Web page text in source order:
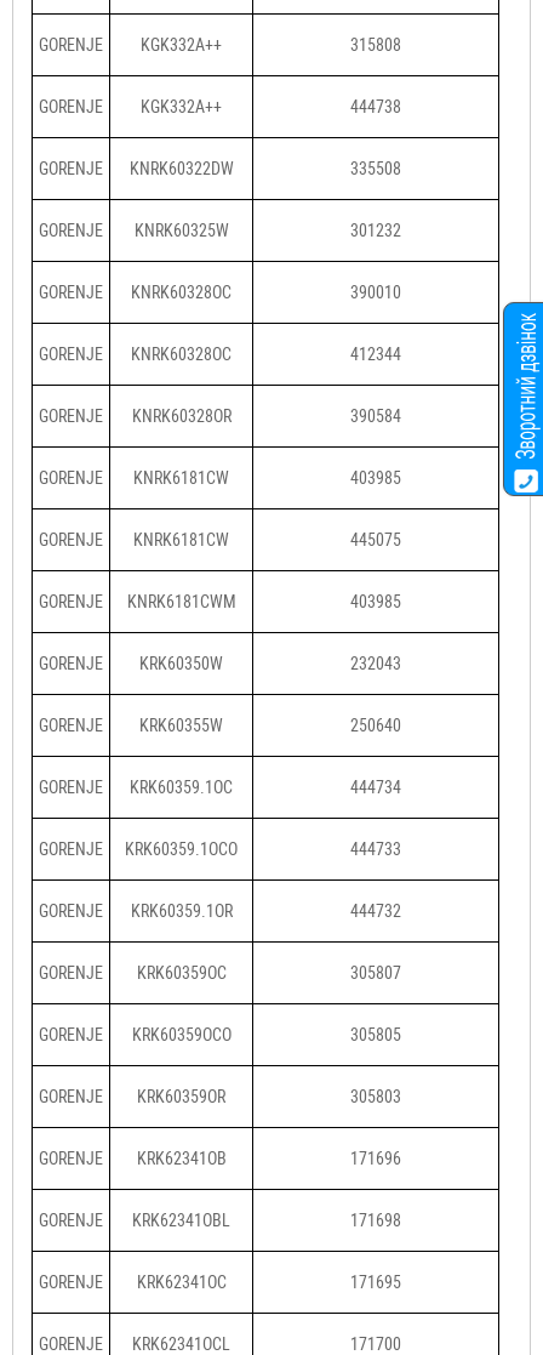
GORENJE KGK332A++ 315808
GORENJE KGK332A++ 444738
GORENJE KNRK60322DW 335508
GORENJE KNRK60325W 301232
GORENJE KNRK60328OC 390010
GORENJE KNRK60328OC 412344
GORENJE KNRK60328OR 390584
GORENJE KNRK6181CW 403985
GORENJE KNRK6181CW 445075
GORENJE KNRK6181CWM 403985
GORENJE KRK60350W 232043
GORENJE KRK60355W 250640
GORENJE KRK60359.1OC 444734
GORENJE KRK60359.1OCO 444733
GORENJE KRK60359.1OR 444732
GORENJE KRK60359OC 305807
GORENJE KRK60359OCO 305805
GORENJE KRK60359OR 305803
GORENJE KRK62341OB 171696
GORENJE KRK62341OBL 171698
GORENJE KRK62341OC 171695
GORENJE KRK62341OCL 171700